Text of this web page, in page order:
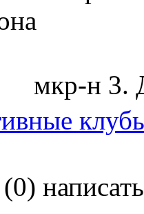
мкр-н 3.
(0) написать